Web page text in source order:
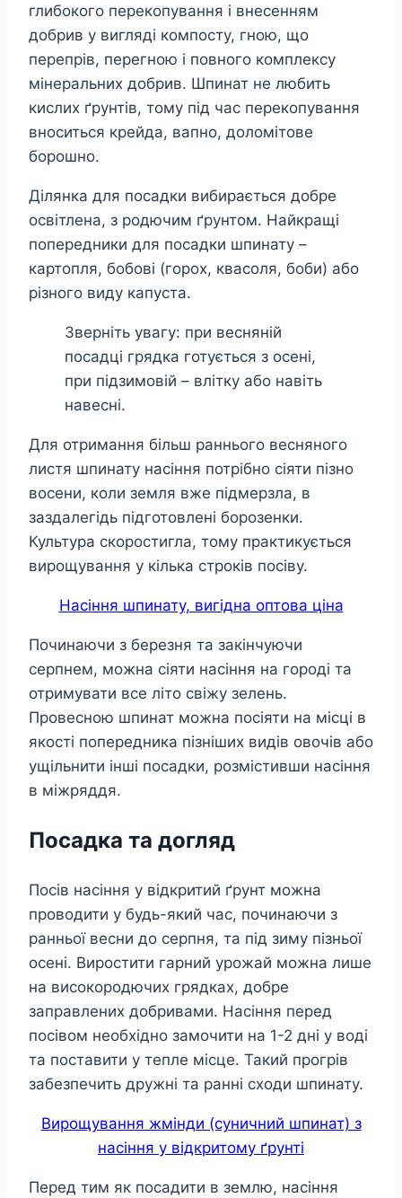
глибокого перекопування і внесенням
добрив у вигляді компосту, гною, що
перепрів, перегною і повного комплексу
мінеральних добрив. Шпинат не любить
кислих ґрунтів, тому під час перекопування
вноситься крейда, вапно, доломітове
борошно.
Ділянка для посадки вибирається добре
освітлена, з родючим ґрунтом. Найкращі
попередники для посадки шпинату –
картопля, бобові (горох, квасоля, боби) або
різного виду капуста.
Зверніть увагу: при весняній
посадці грядка готується з осені,
при підзимовій – влітку або навіть
навесні.
Для отримання більш раннього весняного
листя шпинату насіння потрібно сіяти пізно
восени, коли земля вже підмерзла, в
заздалегідь підготовлені борозенки.
Культура скоростигла, тому практикується
вирощування у кілька строків посіву.
Насіння шпинату, вигідна оптова ціна
Починаючи з березня та закінчуючи
серпнем, можна сіяти насіння на городі та
отримувати все літо свіжу зелень.
Провесною шпинат можна посіяти на місці в
якості попередника пізніших видів овочів або
ущільнити інші посадки, розмістивши насіння
в міжряддя.
Посадка та догляд
Посів насіння у відкритий ґрунт можна
проводити у будь-який час, починаючи з
ранньої весни до серпня, та під зиму пізньої
осені. Виростити гарний урожай можна лише
на високородючих грядках, добре
заправлених добривами. Насіння перед
посівом необхідно замочити на 1-2 дні у воді
та поставити у тепле місце. Такий прогрів
забезпечить дружні та ранні сходи шпинату.
Вирощування жмінди (суничний шпинат) з
насіння у відкритому ґрунті
Перед тим як посадити в землю, насіння